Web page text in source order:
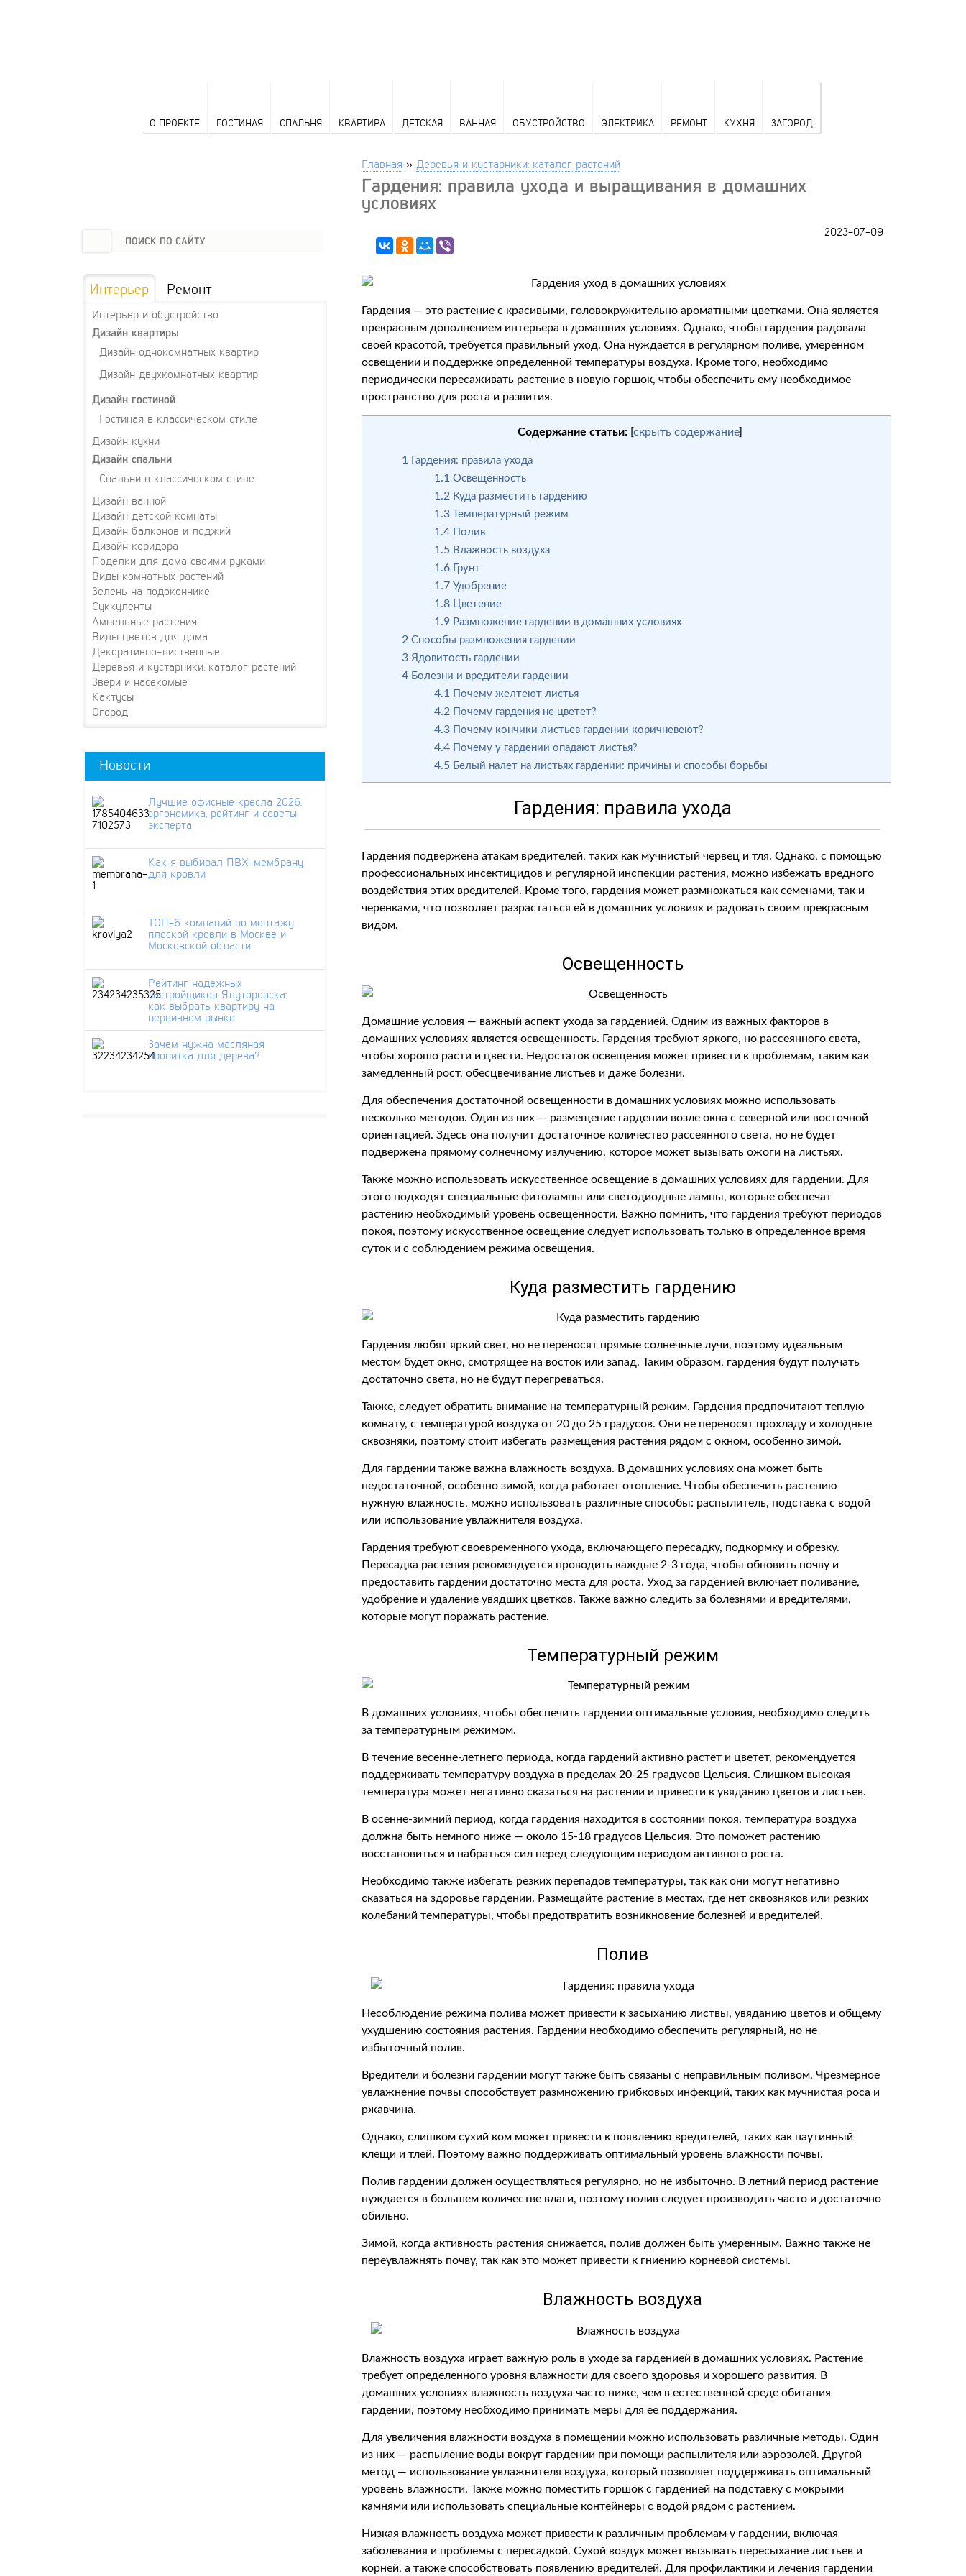
О ПРОЕКТЕ ГОСТИНАЯ СПАЛЬНЯ КВАРТИРА ДЕТСКАЯ ВАННАЯ ОБУСТРОЙСТВО ЭЛЕКТРИКА РЕМОНТ КУХНЯ ЗАГОРОД
Главная » Деревья и кустарники: каталог растений
Гардения: правила ухода и выращивания в домашних
условиях
2023-07-09
Гардения — это растение с красивыми, головокружительно ароматными цветками. Она является
прекрасным дополнением интерьера в домашних условиях. Однако, чтобы гардения радовала
своей красотой, требуется правильный уход. Она нуждается в регулярном поливе, умеренном
освещении и поддержке определенной температуры воздуха. Кроме того, необходимо
периодически пересаживать растение в новую горшок, чтобы обеспечить ему необходимое
пространство для роста и развития.
Содержание статьи: [скрыть содержание]
1 Гардения: правила ухода
1.1 Освещенность
1.2 Куда разместить гардению
1.3 Температурный режим
1.4 Полив
1.5 Влажность воздуха
1.6 Грунт
1.7 Удобрение
1.8 Цветение
1.9 Размножение гардении в домашних условиях
2 Способы размножения гардении
3 Ядовитость гардении
4 Болезни и вредители гардении
4.1 Почему желтеют листья
4.2 Почему гардения не цветет?
4.3 Почему кончики листьев гардении коричневеют?
4.4 Почему у гардении опадают листья?
4.5 Белый налет на листьях гардении: причины и способы борьбы
Гардения: правила ухода
Гардения подвержена атакам вредителей, таких как мучнистый червец и тля. Однако, с помощью
профессиональных инсектицидов и регулярной инспекции растения, можно избежать вредного
воздействия этих вредителей. Кроме того, гардения может размножаться как семенами, так и
черенками, что позволяет разрастаться ей в домашних условиях и радовать своим прекрасным
видом.
Освещенность
Домашние условия — важный аспект ухода за гарденией. Одним из важных факторов в
домашних условиях является освещенность. Гардения требуют яркого, но рассеянного света,
чтобы хорошо расти и цвести. Недостаток освещения может привести к проблемам, таким как
замедленный рост, обесцвечивание листьев и даже болезни.
Для обеспечения достаточной освещенности в домашних условиях можно использовать
несколько методов. Один из них — размещение гардении возле окна с северной или восточной
ориентацией. Здесь она получит достаточное количество рассеянного света, но не будет
подвержена прямому солнечному излучению, которое может вызывать ожоги на листьях.
Также можно использовать искусственное освещение в домашних условиях для гардении. Для
этого подходят специальные фитолампы или светодиодные лампы, которые обеспечат
растению необходимый уровень освещенности. Важно помнить, что гардения требуют периодов
покоя, поэтому искусственное освещение следует использовать только в определенное время
суток и с соблюдением режима освещения.
Куда разместить гардению
Гардения любят яркий свет, но не переносят прямые солнечные лучи, поэтому идеальным
местом будет окно, смотрящее на восток или запад. Таким образом, гардения будут получать
достаточно света, но не будут перегреваться.
Также, следует обратить внимание на температурный режим. Гардения предпочитают теплую
комнату, с температурой воздуха от 20 до 25 градусов. Они не переносят прохладу и холодные
сквозняки, поэтому стоит избегать размещения растения рядом с окном, особенно зимой.
Для гардении также важна влажность воздуха. В домашних условиях она может быть
недостаточной, особенно зимой, когда работает отопление. Чтобы обеспечить растению
нужную влажность, можно использовать различные способы: распылитель, подставка с водой
или использование увлажнителя воздуха.
Гардения требуют своевременного ухода, включающего пересадку, подкормку и обрезку.
Пересадка растения рекомендуется проводить каждые 2-3 года, чтобы обновить почву и
предоставить гардении достаточно места для роста. Уход за гарденией включает поливание,
удобрение и удаление увядших цветков. Также важно следить за болезнями и вредителями,
которые могут поражать растение.
Температурный режим
В домашних условиях, чтобы обеспечить гардении оптимальные условия, необходимо следить
за температурным режимом.
В течение весенне-летнего периода, когда гардений активно растет и цветет, рекомендуется
поддерживать температуру воздуха в пределах 20-25 градусов Цельсия. Слишком высокая
температура может негативно сказаться на растении и привести к увяданию цветов и листьев.
В осенне-зимний период, когда гардения находится в состоянии покоя, температура воздуха
должна быть немного ниже — около 15-18 градусов Цельсия. Это поможет растению
восстановиться и набраться сил перед следующим периодом активного роста.
Необходимо также избегать резких перепадов температуры, так как они могут негативно
сказаться на здоровье гардении. Размещайте растение в местах, где нет сквозняков или резких
колебаний температуры, чтобы предотвратить возникновение болезней и вредителей.
Полив
Несоблюдение режима полива может привести к засыханию листвы, увяданию цветов и общему
ухудшению состояния растения. Гардении необходимо обеспечить регулярный, но не
избыточный полив.
Вредители и болезни гардении могут также быть связаны с неправильным поливом. Чрезмерное
увлажнение почвы способствует размножению грибковых инфекций, таких как мучнистая роса и
ржавчина.
Однако, слишком сухий ком может привести к появлению вредителей, таких как паутинный
клещи и тлей. Поэтому важно поддерживать оптимальный уровень влажности почвы.
Полив гардении должен осуществляться регулярно, но не избыточно. В летний период растение
нуждается в большем количестве влаги, поэтому полив следует производить часто и достаточно
обильно.
Зимой, когда активность растения снижается, полив должен быть умеренным. Важно также не
переувлажнять почву, так как это может привести к гниению корневой системы.
Влажность воздуха
Влажность воздуха играет важную роль в уходе за гарденией в домашних условиях. Растение
требует определенного уровня влажности для своего здоровья и хорошего развития. В
домашних условиях влажность воздуха часто ниже, чем в естественной среде обитания
гардении, поэтому необходимо принимать меры для ее поддержания.
Для увеличения влажности воздуха в помещении можно использовать различные методы. Один
из них — распыление воды вокруг гардении при помощи распылителя или аэрозолей. Другой
метод — использование увлажнителя воздуха, который позволяет поддерживать оптимальный
уровень влажности. Также можно поместить горшок с гарденией на подставку с мокрыми
камнями или использовать специальные контейнеры с водой рядом с растением.
Низкая влажность воздуха может привести к различным проблемам у гардении, включая
заболевания и проблемы с пересадкой. Сухой воздух может вызывать пересыхание листьев и
корней, а также способствовать появлению вредителей. Для профилактики и лечения гардении
Интерьер Ремонт
Интерьер и обустройство
Дизайн квартиры
Дизайн однокомнатных квартир
Дизайн двухкомнатных квартир
Дизайн гостиной
Гостиная в классическом стиле
Дизайн кухни
Дизайн спальни
Спальни в классическом стиле
Дизайн ванной
Дизайн детской комнаты
Дизайн балконов и лоджий
Дизайн коридора
Поделки для дома своими руками
Виды комнатных растений
Зелень на подоконнике
Суккуленты
Ампельные растения
Виды цветов для дома
Декоративно-лиственные
Деревья и кустарники: каталог растений
Звери и насекомые
Кактусы
Огород
Новости
Лучшие офисные кресла 2026:
эргономика, рейтинг и советы
эксперта
Как я выбирал ПВХ-мембрану
для кровли
ТОП-6 компаний по монтажу
плоской кровли в Москве и
Московской области
Рейтинг надежных
застройщиков Ялуторовска:
как выбрать квартиру на
первичном рынке
Зачем нужна масляная
пропитка для дерева?